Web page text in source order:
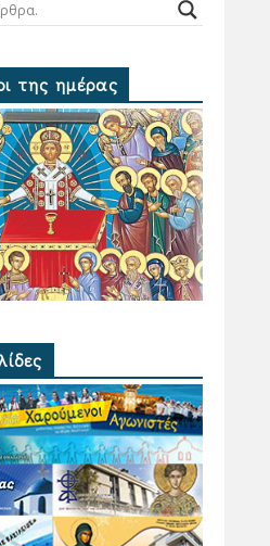
της ημέρας